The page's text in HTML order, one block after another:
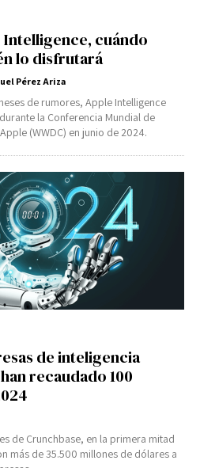
Intelligence, cuándo
lo disfrutará
Pérez Ariza
de rumores, Apple Intelligence
la Conferencia Mundial de
(WWDC) en junio de 2024.
de inteligencia
recaudado 100
de Crunchbase, en la primera mitad
más de 35.500 millones de dólares a